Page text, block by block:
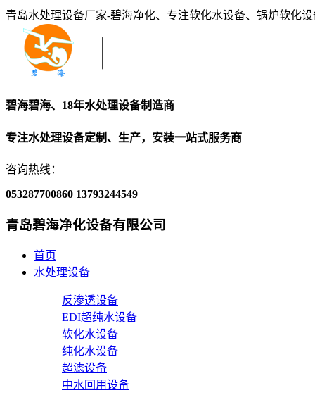
青岛水处理设备厂家-碧海净化、专注软化水设备、锅炉软化
碧海碧海、18年水处理设备制造商
专注水处理设备定制、生产，安装一站式服务商
咨询热线：
053287700860 13793244549
青岛碧海净化设备有限公司
首页
水处理设备
反渗透设备
EDI超纯水设备
软化水设备
纯化水设备
超滤设备
中水回用设备